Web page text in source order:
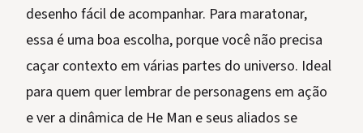
desenho fácil de acompanhar. Para maratonar,
essa é uma boa escolha, porque você não precisa
caçar contexto em várias partes do universo. Ideal
para quem quer lembrar de personagens em ação
e ver a dinâmica de He Man e seus aliados se